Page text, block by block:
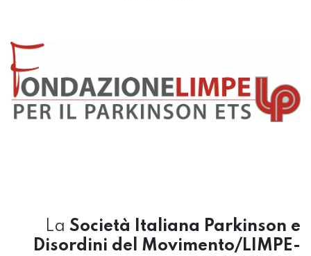
La Società Italiana Parkinson e
Disordini del Movimento/LIMPE-